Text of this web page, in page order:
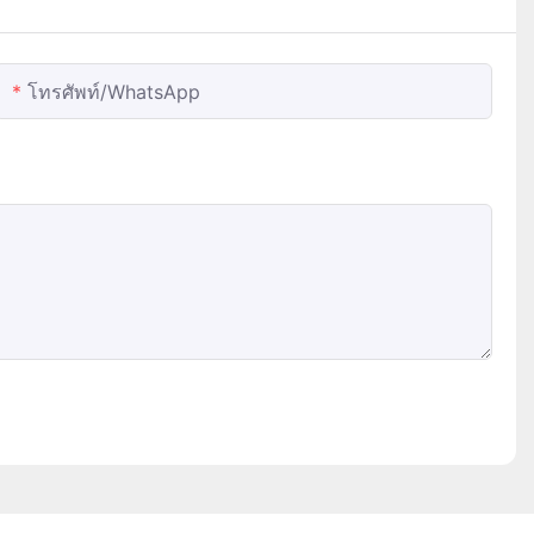
โทรศัพท์/WhatsApp